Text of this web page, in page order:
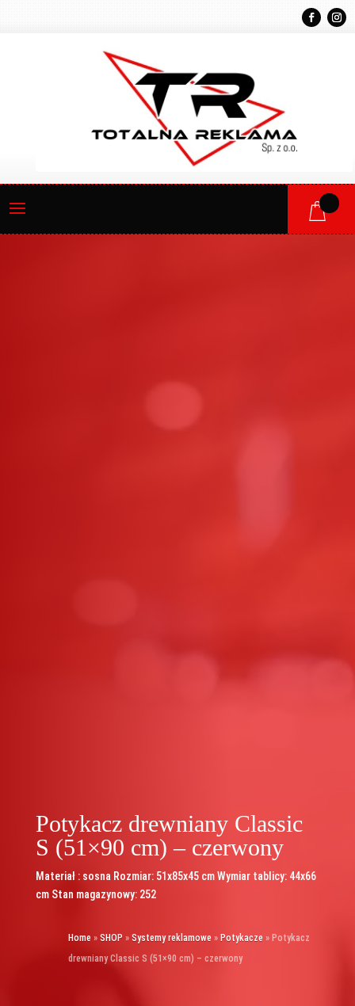
Potykacz drewniany Classic
S (51×90 cm) – czerwony
Materiał : sosna Rozmiar: 51x85x45 cm Wymiar tablicy: 44x66
cm Stan magazynowy: 252
Home » SHOP » Systemy reklamowe » Potykacze »Potykacz
drewniany Classic S (51×90 cm) – czerwony